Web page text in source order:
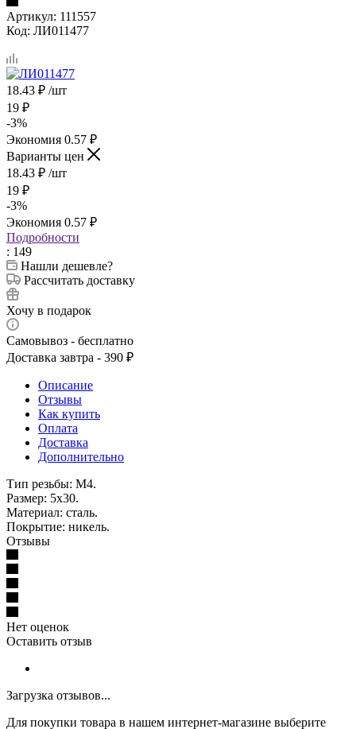
Артикул: 111557
Код: ЛИ011477
18.43 ₽ /шт
19 ₽
-3%
Экономия 0.57 ₽
Варианты цен
18.43 ₽ /шт
19 ₽
-3%
Экономия 0.57 ₽
Подробности
: 149
Нашли дешевле?
Рассчитать доставку
Хочу в подарок
Самовывоз - бесплатно
Доставка завтра - 390 ₽
Описание
Отзывы
Как купить
Оплата
Доставка
Дополнительно
Тип резьбы: М4.
Размер: 5х30.
Материал: сталь.
Покрытие: никель.
Отзывы
Нет оценок
Оставить отзыв
Загрузка отзывов...
Для покупки товара в нашем интернет-магазине выберите